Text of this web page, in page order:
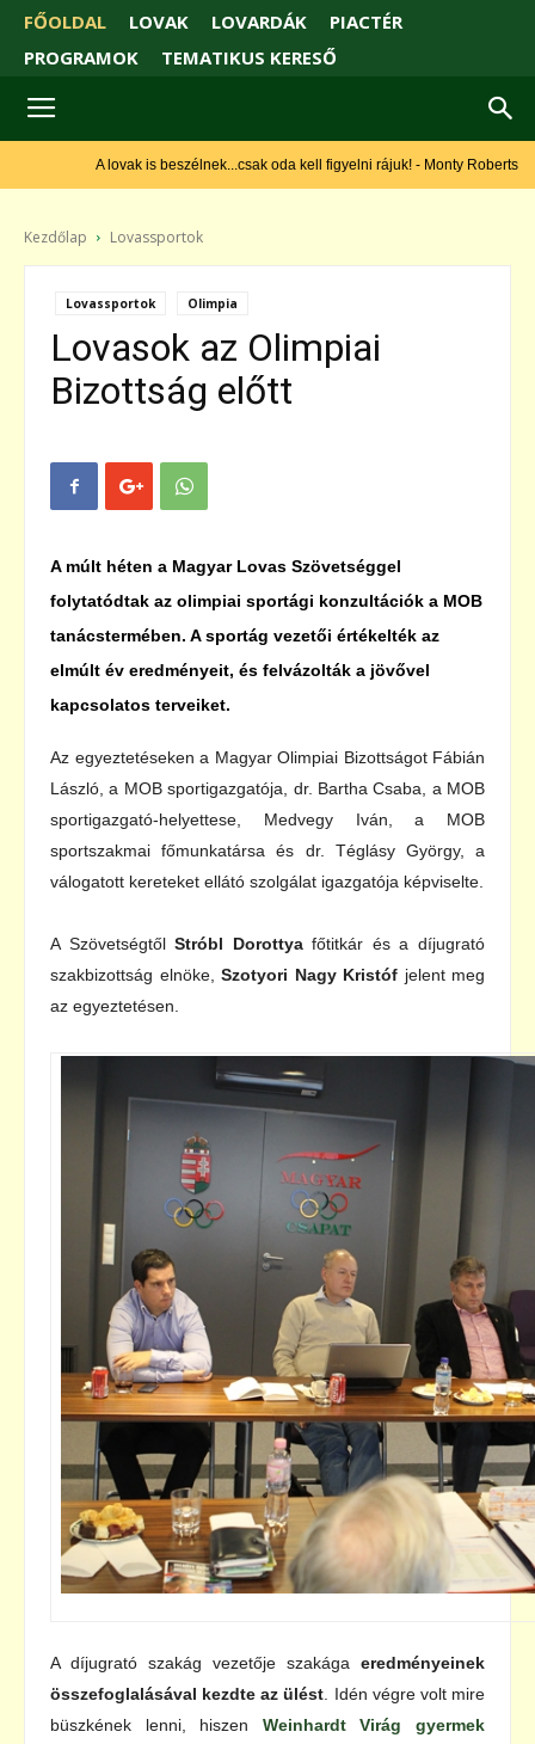
FŐOLDAL LOVAK LOVARDÁK
PIACTÉR
PROGRAMOK
TEMATIKUS KERESŐ
A lovak is beszélnek...csak oda kell figyelni rájuk! - Monty Roberts
Kezdőlap Lovassportok
Lovassportok Olimpia
Lovasok az Olimpiai
Bizottság előtt
A múlt héten a Magyar Lovas Szövetséggel
folytatódtak az olimpiai sportági konzultációk a MOB
tanácstermében. A sportág vezetői értékelték az
elmúlt év eredményeit, és felvázolták a jövővel
kapcsolatos terveiket.
Az egyeztetéseken a Magyar Olimpiai Bizottságot Fábián
László, a MOB sportigazgatója, dr. Bartha Csaba, a MOB
sportigazgató-helyettese, Medvegy Iván, a MOB
sportszakmai főmunkatársa és dr. Téglásy György, a
válogatott kereteket ellátó szolgálat igazgatója képviselte.
A SzövetségtőlStróbl Dorottyafőtitkár és a díjugrató
szakbizottság elnöke, Szotyori Nagy Kristóf jelent meg
az egyeztetésen.
A díjugrató szakág vezetője szakága eredményeinek
összefoglalásával kezdte az ülést . Idén végre volt mire
büszkének lenni, hiszen Weinhardt Virág gyermek